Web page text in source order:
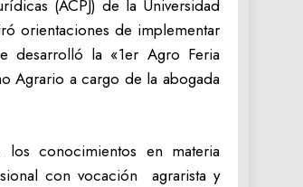
(ACPJ) de la Universidad
orientaciones de implementar
desarrolló la «1er Agro Feria
Agrario a cargo de la abogada
conocimientos en materia
con vocación agrarista y